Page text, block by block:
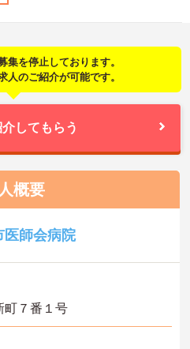
集を停止しております。
人のご紹介が可能です。
してもらう
概要
医師会病院
町７番１号